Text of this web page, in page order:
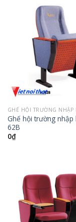
GHẾ HỘI TRƯỜNG NHẬP
Ghế hội trường nhập
62B
0₫